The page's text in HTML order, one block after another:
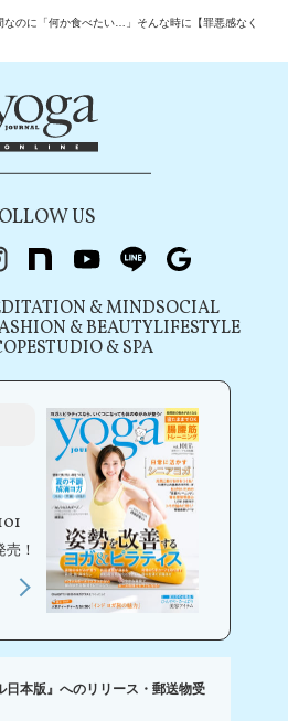
なのに「何か食べたい…」そんな時に【罪悪感なく
US
Twitter）
instagram
note youtubeline
& MINDSOCIAL
& BEAUTYLIFESTYLE
STUDIO & SPA
！
日本版』へのリリース・郵送物受